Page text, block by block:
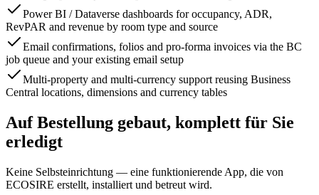
Power BI / Dataverse dashboards for occupancy, ADR,
RevPAR and revenue by room type and source
Email confirmations, folios and pro-forma invoices via the BC
job queue and your existing email setup
Multi-property and multi-currency support reusing Business
Central locations, dimensions and currency tables
Auf Bestellung gebaut, komplett für Sie
erledigt
Keine Selbsteinrichtung — eine funktionierende App, die von
ECOSIRE erstellt, installiert und betreut wird.